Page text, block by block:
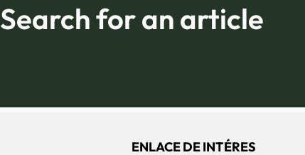
Search for an article
ENLACE DE INTÉRES